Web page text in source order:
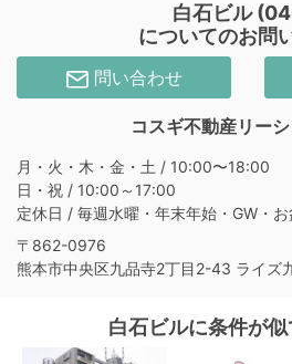
白石ビル
についてのお問
問い合わせ
コスギ不動産リー
月・火・木・金・土 / 10:00〜18:00
日・祝 / 10:00～17:00
定休日 / 毎週水曜・年末年始・GW・お
〒862-0976
熊本市中央区九品寺2丁目2-43 ライズ
白石ビルに条件が